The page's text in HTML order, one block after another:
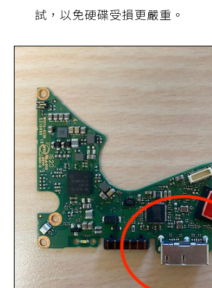
試，以免硬碟受損更嚴重。